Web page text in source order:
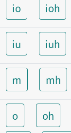
io ioh
iu iuh
m mh
o oh